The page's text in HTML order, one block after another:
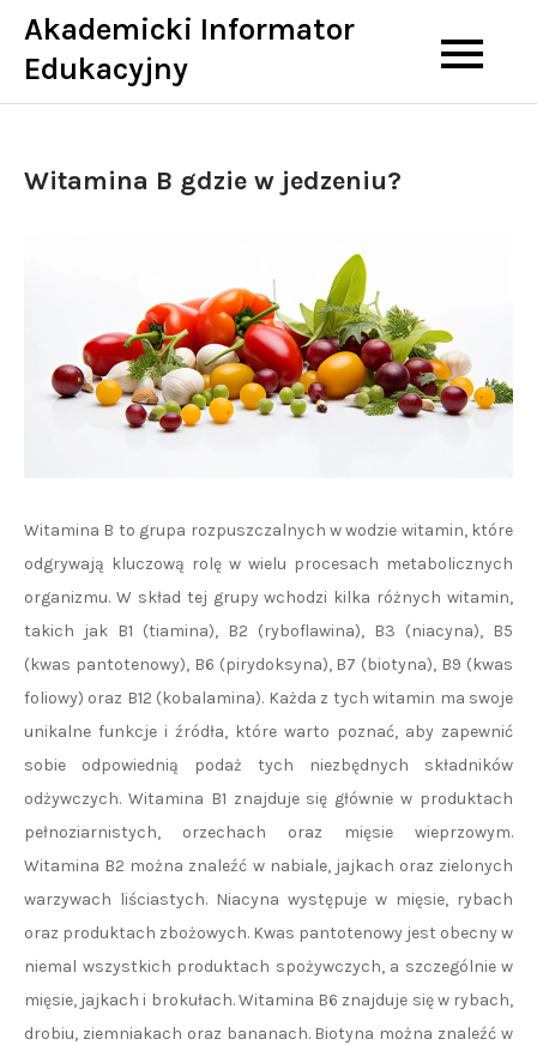
Skip
content
Akademicki Informator
Edukacyjny
Witamina B gdzie w jedzeniu?
Witamina B to grupa rozpuszczalnych w wodzie witamin, które
odgrywają kluczową rolę w wielu procesach metabolicznych
organizmu. W skład tej grupy wchodzi kilka różnych witamin,
takich jak B1 (tiamina), B2 (ryboflawina), B3 (niacyna), B5
(kwas pantotenowy), B6 (pirydoksyna), B7 (biotyna), B9 (kwas
foliowy) oraz B12 (kobalamina). Każda z tych witamin ma swoje
unikalne funkcje i źródła, które warto poznać, aby zapewnić
sobie odpowiednią podaż tych niezbędnych składników
odżywczych. Witamina B1 znajduje się głównie w produktach
pełnoziarnistych, orzechach oraz mięsie wieprzowym.
Witamina B2 można znaleźć w nabiale, jajkach oraz zielonych
warzywach liściastych. Niacyna występuje w mięsie, rybach
oraz produktach zbożowych. Kwas pantotenowy jest obecny w
niemal wszystkich produktach spożywczych, a szczególnie w
mięsie, jajkach i brokułach. Witamina B6 znajduje się w rybach,
drobiu, ziemniakach oraz bananach. Biotyna można znaleźć w